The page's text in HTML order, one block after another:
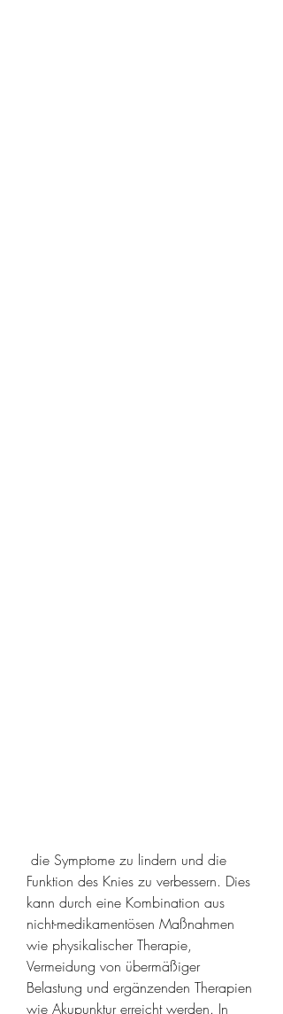
Funktion des Knies zu verbessern. Dies
kann durch eine Kombination aus
nicht-medikamentösen Maßnahmen
wie physikalischer Therapie,
Vermeidung von übermäßiger
Belastung und ergänzenden Therapien
wie Akupunktur erreicht werden. In